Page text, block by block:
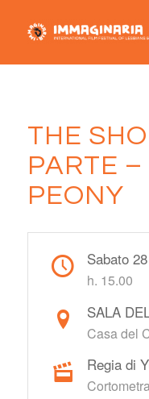
THE
PARTE
PEONY
Sabato
h. 15.00
SALA
Casa del
Regia di